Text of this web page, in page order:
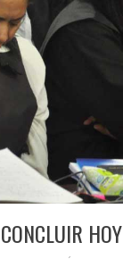
HOY